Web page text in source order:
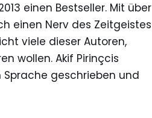
einen Bestseller. Mit über
einen Nerv des Zeitgeistes
viele dieser Autoren,
wollen. Akif Pirinçcis
geschrieben und